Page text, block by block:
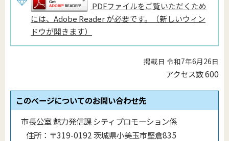
PDFファイルをご覧いただくため
には、Adobe Reader が必要です。（新しいウィン
ドウが開きます）
掲載日 令和7年6月26日
アクセス数600
このページについてのお問い合わせ先
市長公室 魅力発信課 シティプロモーション係
住所： 〒319-0192 茨城県小美玉市堅倉835